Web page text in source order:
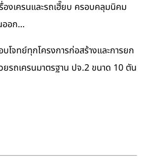
องเครนและรถเฮี๊ยบ ครอบคลุมนิคม
ออก…
โจทย์ทุกโครงการก่อสร้างและการยก
รถเครนมาตรฐาน ปจ.2 ขนาด 10 ตัน